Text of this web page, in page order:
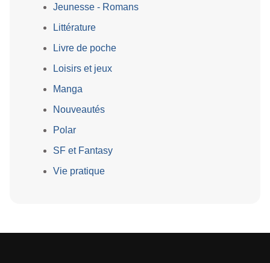
Jeunesse - Romans
Littérature
Livre de poche
Loisirs et jeux
Manga
Nouveautés
Polar
SF et Fantasy
Vie pratique